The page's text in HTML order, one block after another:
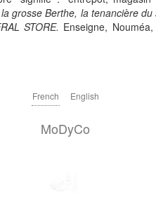
grosse Berthe, la tenancière
STORE. Enseigne,
French English
MoDyCo